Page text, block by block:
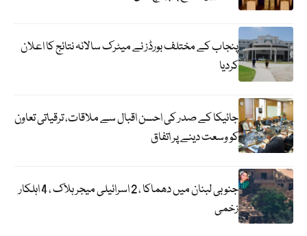
پنجاب کے مختلف بورڈز نے میٹرک سالانہ نتائج کا اعلان
کردیا
جائیکا کے صدر کی احسن اقبال سے ملاقات، ترقیاتی تعاون
کو وسعت دینے پر اتفاق
جنوبی لبنان میں دھماکا ، 2 اسرائیلی میجر ہلاک ، 4 اہلکار
زخمی